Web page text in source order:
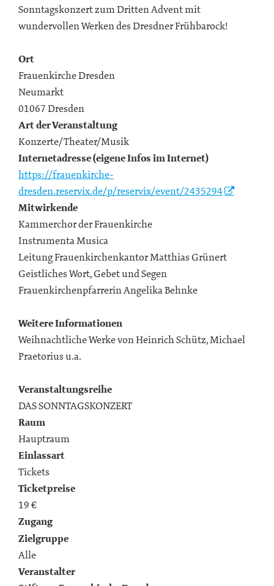
Sonntagskonzert zum Dritten Advent mit
wundervollen Werken des Dresdner Frühbarock!
Ort
Frauenkirche Dresden
Neumarkt
01067 Dresden
Art der Veranstaltung
Konzerte/Theater/Musik
Internetadresse (eigene Infos im Internet)
https://frauenkirche-
dresden.reservix.de/p/reservix/event/2435294
Mitwirkende
Kammerchor der Frauenkirche
Instrumenta Musica
Leitung Frauenkirchenkantor Matthias Grünert
Geistliches Wort, Gebet und Segen
Frauenkirchenpfarrerin Angelika Behnke
Weitere Informationen
Weihnachtliche Werke von Heinrich Schütz, Michael
Praetorius u.a.
Veranstaltungsreihe
DAS SONNTAGSKONZERT
Raum
Hauptraum
Einlassart
Tickets
Ticketpreise
19 €
Zugang
Zielgruppe
Alle
Veranstalter